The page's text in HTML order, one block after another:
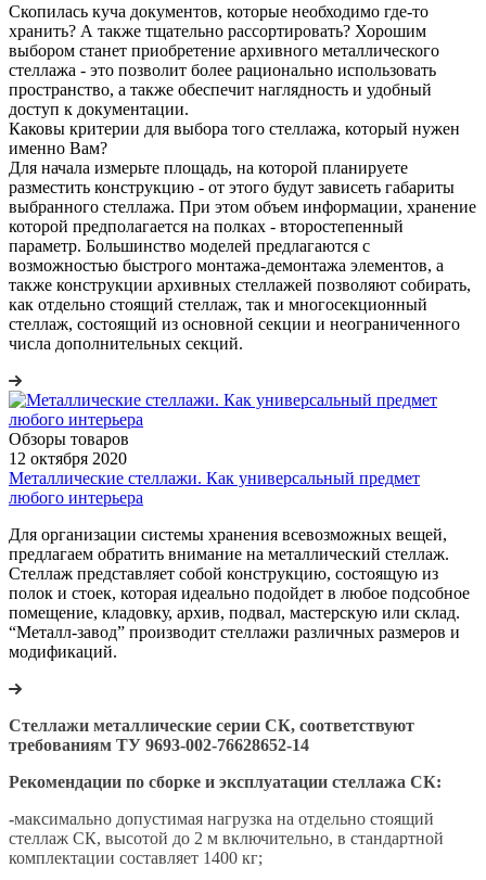
Скопилась куча документов, которые необходимо где-то
хранить? А также тщательно рассортировать? Хорошим
выбором станет приобретение архивного металлического
стеллажа - это позволит более рационально использовать
пространство, а также обеспечит наглядность и удобный
доступ к документации.
Каковы критерии для выбора того стеллажа, который нужен
именно Вам?
Для начала измерьте площадь, на которой планируете
разместить конструкцию - от этого будут зависеть габариты
выбранного стеллажа. При этом объем информации, хранение
которой предполагается на полках - второстепенный
параметр. Большинство моделей предлагаются с
возможностью быстрого монтажа-демонтажа элементов, а
также конструкции архивных стеллажей позволяют собирать,
как отдельно стоящий стеллаж, так и многосекционный
стеллаж, состоящий из основной секции и неограниченного
числа дополнительных секций.
Обзоры товаров
12 октября 2020
Металлические стеллажи. Как универсальный предмет
любого интерьера
Для организации системы хранения всевозможных вещей,
предлагаем обратить внимание на металлический стеллаж.
Стеллаж представляет собой конструкцию, состоящую из
полок и стоек, которая идеально подойдет в любое подсобное
помещение, кладовку, архив, подвал, мастерскую или склад.
“Металл-завод” производит стеллажи различных размеров и
модификаций.
Стеллажи металлические серии СК, соответствуют
требованиям ТУ 9693-002-76628652-14
Рекомендации по сборке и эксплуатации стеллажа СК:
-максимально допустимая нагрузка на отдельно стоящий
стеллаж СК, высотой до 2 м включительно, в стандартной
комплектации составляет 1400 кг;